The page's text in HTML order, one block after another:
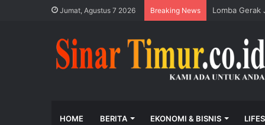
Jumat, Agustus 7 2026 Breaking News Lomba Gerak
HOME BERITA EKONOMI & BISNIS